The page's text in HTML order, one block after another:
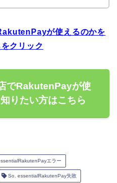
が使えるのかを
クリック
でRakutenPayが使
りたい方はこちら
エラー
So. essentialRakutenPay失敗